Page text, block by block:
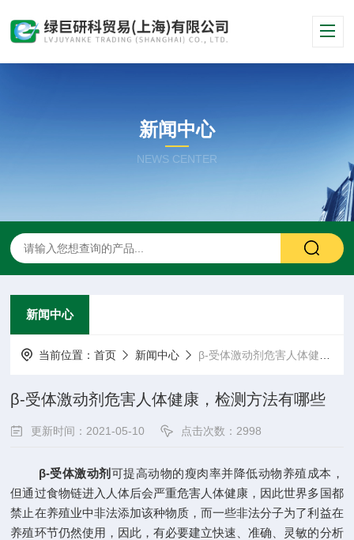
新闻中心
NEWS CENTER
新闻中心
当前位置：首页 新闻中心 β-受体激动剂危害人体健康，检测方法有哪些
β-受体激动剂危害人体健康，检测方法有哪些
更新时间：2021-05-10 点击次数：2998
β-受体激动剂 可提高动物的瘦肉率并降低动物养殖成本，
但通过食物链进入人体后会严重危害人体健康，因此世界多国都
禁止在养殖业中非法添加该种物质，而一些非法分子为了利益在
养殖环节仍然使用，因此，有必要建立快速、准确、灵敏的分析